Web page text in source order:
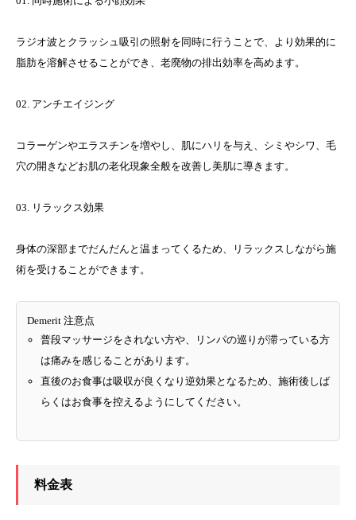
ラジオ波とクラッシュ吸引の照射を同時に行うことで、より効果的に
脂肪を溶解させることができ、老廃物の排出効率を高めます。
02. アンチエイジング
コラーゲンやエラスチンを増やし、肌にハリを与え、シミやシワ、毛
穴の開きなどお肌の老化現象全般を改善し美肌に導きます。
03. リラックス効果
身体の深部までだんだんと温まってくるため、リラックスしながら施
術を受けることができます。
Demerit 注意点
普段マッサージをされない方や、リンパの巡りが滞っている方
は痛みを感じることがあります。
直後のお食事は吸収が良くなり逆効果となるため、施術後しば
らくはお食事を控えるようにしてください。
料金表